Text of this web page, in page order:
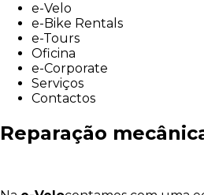
e-Velo
e-Bike Rentals
e-Tours
Oficina
e-Corporate
Serviços
Contactos
Reparação